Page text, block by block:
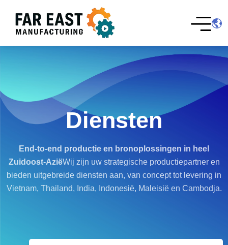
Diensten
End-to-end productie en bronoplossingen in heel
Zuidoost-AziëWij zijn uw strategische productiepartner en
bieden uitgebreide diensten aan, van concept tot levering in
Vietnam, Thailand, India, Indonesië, Maleisië en Cambodja.